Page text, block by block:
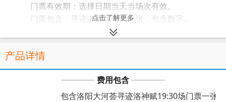
门票有效期：选择日期当天当场次有效。
门票包含：寻迹洛神赋门票一张，包含数字博物馆+寻迹剧场表演。
使用方式：持手机短信二维码前往剧场检票口检票入园或者刷身份证检票入园。仅限当天当场次有效。
节假日退改政策：提前一天23:55分之前可退票，过时不予退票，请合理安排游玩时间！
免票政策：1.2米以下免票（特别小的小孩不建议携带），演出活动其余人群、证件无优惠！
入场流程：提前到场--提前10分钟开始检票检票入场--二楼寻迹剧场观看演出--一楼数字博物馆参观（全程约1小时15分钟，其中寻迹剧场表演约45分钟，以上入场流程仅供参考，以演出当天入场流程为准，请提前到场，不要迟到。）
地址：洛阳市洛龙区金城寨街与通衢街交叉口东南大河荟（龙门高铁站西约900米）。
点击了解更多
产品详情
费用包含
包含洛阳大河荟寻迹洛神赋19:30场门票一张